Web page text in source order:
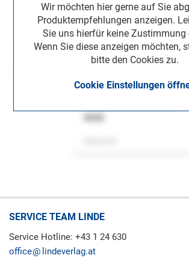
Wir möchten hier gerne auf Sie
Produktempfehlungen anzeigen.
Sie uns hierfür keine Zustimmung
Wenn Sie diese anzeigen möchten,
bitte den Cookies zu.
Cookie Einstellungen
SERVICE TEAM LINDE
Service Hotline: +43 1 24 630
office
lindeverlag.at